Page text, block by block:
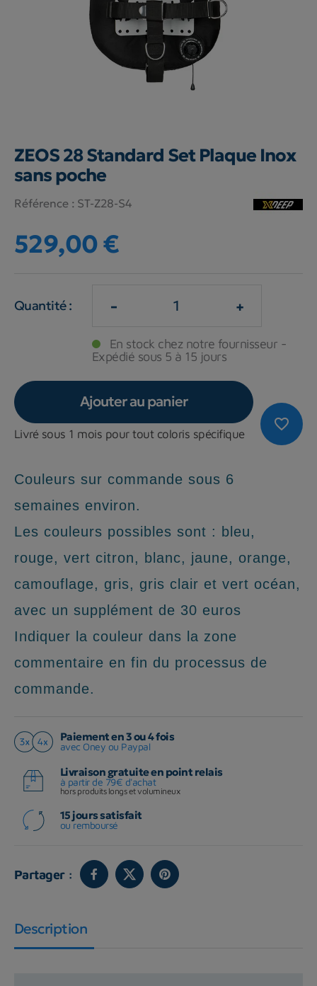
ZEOS 28 Standard Set Plaque Inox
sans poche
Référence : ST-Z28-S4
529,00 €
Quantité : - +
En stock chez notre fournisseur -
Expédié sous 5 à 15 jours
favorite_border
Ajouter au panier
Livré sous 1 mois pour tout coloris spécifique
Couleurs sur commande sous 6
semaines environ.
Les couleurs possibles sont : bleu,
rouge, vert citron, blanc, jaune, orange,
camouflage, gris, gris clair et vert océan,
avec un supplément de 30 euros
Indiquer la couleur dans la zone
commentaire en fin du processus de
commande.
Paiement en 3 ou 4 fois
avec Oney ou Paypal
Livraison gratuite en point relais
à partir de 79€ d'achat
hors produits longs et volumineux
15 jours satisfait
ou remboursé
Partager :
Description